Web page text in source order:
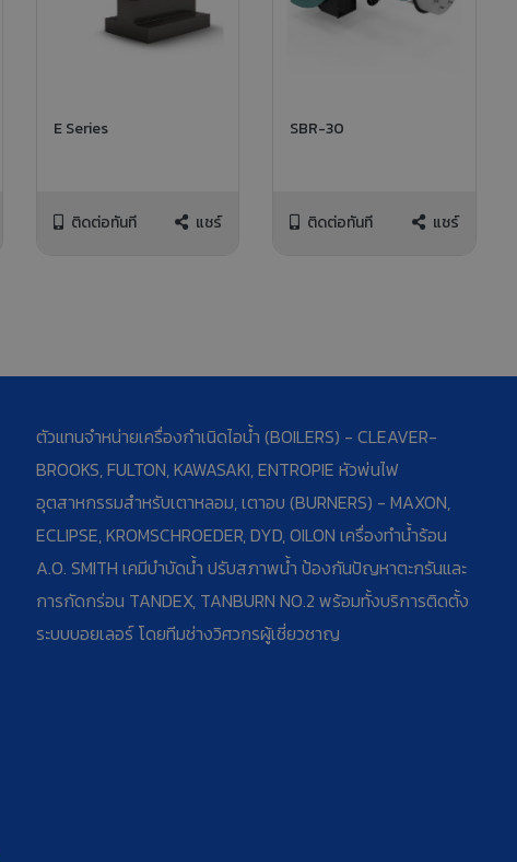
E Series
ติดต่อทันที แชร์
SBR-30
ติดต่อทันที แชร์
ตัวแทนจำหน่ายเครื่องกำเนิดไอน้ำ (BOILERS) - CLEAVER-
BROOKS, FULTON, KAWASAKI, ENTROPIE หัวพ่นไฟ
อุตสาหกรรมสำหรับเตาหลอม, เตาอบ (BURNERS) - MAXON,
ECLIPSE, KROMSCHROEDER, DYD, OILON เครื่องทำน้ำร้อน
A.O. SMITH เคมีบำบัดน้ำ ปรับสภาพน้ำ ป้องกันปัญหาตะกรันและ
การกัดกร่อน TANDEX, TANBURN NO.2 พร้อมทั้งบริการติดตั้ง
ระบบบอยเลอร์ โดยทีมช่างวิศวกรผู้เชี่ยวชาญ